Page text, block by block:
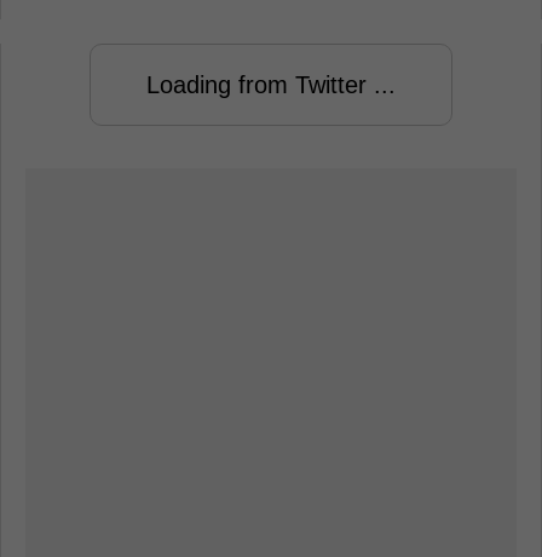
Loading from Twitter ...